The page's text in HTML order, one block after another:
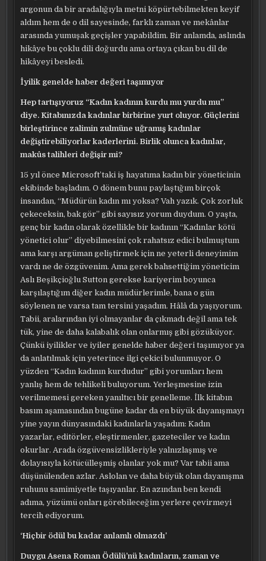
argonun da bir aradalığıyla metni köpürtebilmekten keyif
aldım hem de o dil sayesinde, farklı zaman ve mekânlar
arasında yumuşak geçişler yapabildim. Bir anlamda, aslında
hikâye bu çoklu dili doğurdu ama ortaya çıkan bu dil de
hikâyeyi besledi.
İyilik genelde haber değeri taşımıyor
Hep tartışıyoruz “Kadın kadının kurdu mu yurdu mu”
diye. Kitabınızda kadınlar birbirine yurt oluyor. Güçlerini
birleştirince zalimin zulmüne uğramış kadınlar
değiştirebiliyorlar kaderlerini. Birlik olunca kadınlar,
makûs talihleri değişir mi?
15 yıl önce Microsoft’taki iş hayatıma kadın bir yöneticinin
ekibinde başladım. O dönem bunu paylaştığım birçok
insandan, “Müdürün kadın mı yoksa? Vah yazık. Çok zorluk
çekeceksin, bak gör” gibi sayısız yorum duydum. O yaşta,
genç bir kadın olarak özellikle bir kadının “Kadınlar kötü
yönetici olur” diyebilmesini çok rahatsız edici bulmuştum
ama karşı argüman geliştirmek için ne yeterli deneyimim
vardı ne de özgüvenim. Ama gerek bahsettiğim yöneticim
Aslı Beşikçioğlu Sutton gerekse kariyerim boyunca
karşılaştığım diğer kadın müdürlerimle, bana o gün
söylenen ne varsa tam tersini yaşadım. Hâlâ da yaşıyorum.
Tabii, aralarından iyi olmayanlar da çıkmadı değil ama tek
tük, yine de daha kalabalık olan onlarmış gibi gözüküyor.
Çünkü iyilikler ve iyiler genelde haber değeri taşımıyor ya
da anlatılmak için yeterince ilgi çekici bulunmuyor. O
yüzden “Kadın kadının kurdudur” gibi yorumları hem
yanlış hem de tehlikeli buluyorum. Yerleşmesine izin
verilmemesi gereken yanıltıcı bir genelleme. İlk kitabın
basım aşamasından bugüne kadar da en büyük dayanışmayı
yine yayın dünyasındaki kadınlarla yaşadım: Kadın
yazarlar, editörler, eleştirmenler, gazeteciler ve kadın
okurlar. Arada özgüvensizlikleriyle yalnızlaşmış ve
dolayısıyla kötücülleşmiş olanlar yok mu? Var tabii ama
düşünülenden azlar. Aslolan ve daha büyük olan dayanışma
ruhunu samimiyetle taşıyanlar. En azından ben kendi
adıma, yüzümü onları görebileceğim yerlere çevirmeyi
tercih ediyorum.
‘Hiçbir ödül bu kadar anlamlı olmazdı’
Duygu Asena Roman Ödülü’nü kadınların, zaman ve